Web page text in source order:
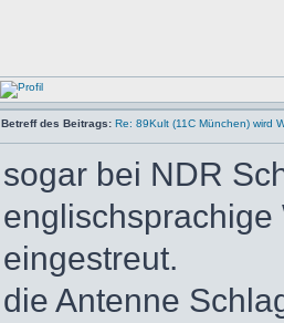
Betreff des Beitrags: Re: 89Kult (11C München) wird
sogar bei NDR
eingestreut.
die Antenne